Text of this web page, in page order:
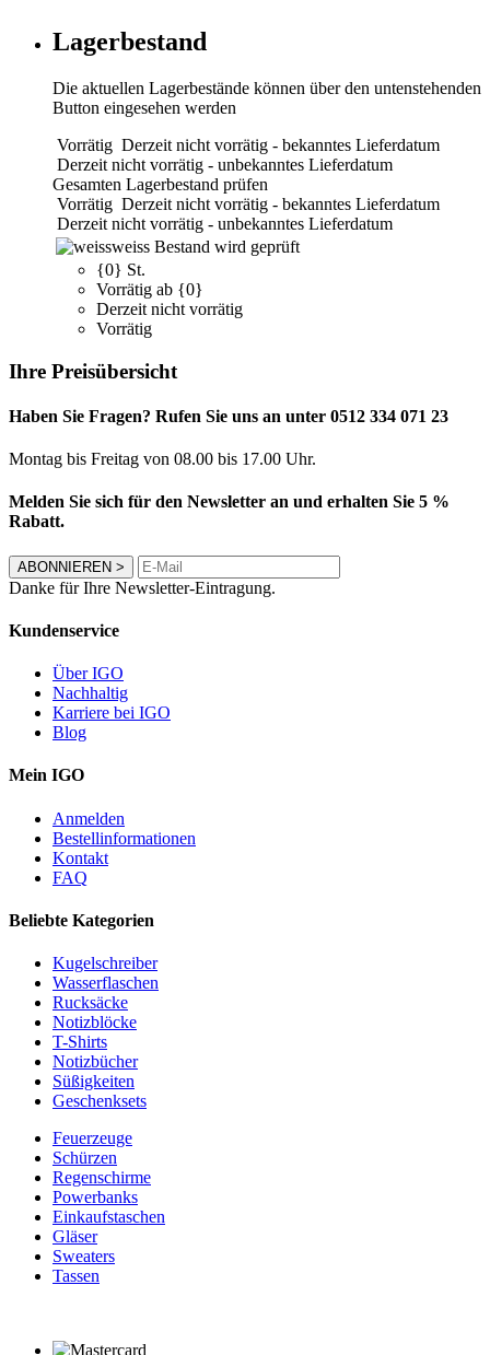
Lagerbestand
Die aktuellen Lagerbestände können über den untenstehenden
Button eingesehen werden
Vorrätig Derzeit nicht vorrätig - bekanntes Lieferdatum
Derzeit nicht vorrätig - unbekanntes Lieferdatum
Gesamten Lagerbestand prüfen
Vorrätig Derzeit nicht vorrätig - bekanntes Lieferdatum
Derzeit nicht vorrätig - unbekanntes Lieferdatum
weiss Bestand wird geprüft
{0} St.
Vorrätig ab {0}
Derzeit nicht vorrätig
Vorrätig
Ihre Preisübersicht
Haben Sie Fragen? Rufen Sie uns an unter 0512 334 071 23
Montag bis Freitag von 08.00 bis 17.00 Uhr.
Melden Sie sich für den Newsletter an und erhalten Sie 5 %
Rabatt.
ABONNIEREN >
Danke für Ihre Newsletter-Eintragung.
Kundenservice
Über IGO
Nachhaltig
Karriere bei IGO
Blog
Mein IGO
Anmelden
Bestellinformationen
Kontakt
FAQ
Beliebte Kategorien
Kugelschreiber
Wasserflaschen
Rucksäcke
Notizblöcke
T-Shirts
Notizbücher
Süßigkeiten
Geschenksets
Feuerzeuge
Schürzen
Regenschirme
Powerbanks
Einkaufstaschen
Gläser
Sweaters
Tassen